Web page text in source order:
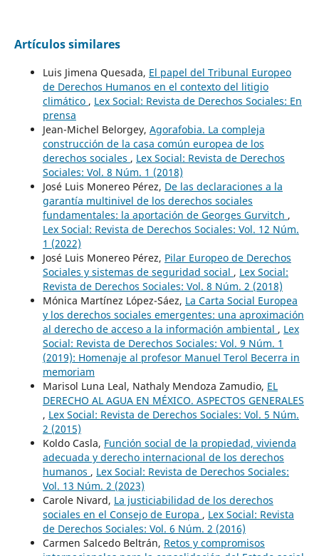
Artículos similares
Luis Jimena Quesada, El papel del Tribunal Europeo
de Derechos Humanos en el contexto del litigio
climático , Lex Social: Revista de Derechos Sociales: En
prensa
Jean-Michel Belorgey, Agorafobia. La compleja
construcción de la casa común europea de los
derechos sociales , Lex Social: Revista de Derechos
Sociales: Vol. 8 Núm. 1 (2018)
José Luis Monereo Pérez, De las declaraciones a la
garantía multinivel de los derechos sociales
fundamentales: la aportación de Georges Gurvitch ,
Lex Social: Revista de Derechos Sociales: Vol. 12 Núm.
1 (2022)
José Luis Monereo Pérez, Pilar Europeo de Derechos
Sociales y sistemas de seguridad social , Lex Social:
Revista de Derechos Sociales: Vol. 8 Núm. 2 (2018)
Mónica Martínez López-Sáez, La Carta Social Europea
y los derechos sociales emergentes: una aproximación
al derecho de acceso a la información ambiental , Lex
Social: Revista de Derechos Sociales: Vol. 9 Núm. 1
(2019): Homenaje al profesor Manuel Terol Becerra in
memoriam
Marisol Luna Leal, Nathaly Mendoza Zamudio, EL
DERECHO AL AGUA EN MÉXICO. ASPECTOS GENERALES
, Lex Social: Revista de Derechos Sociales: Vol. 5 Núm.
2 (2015)
Koldo Casla, Función social de la propiedad, vivienda
adecuada y derecho internacional de los derechos
humanos , Lex Social: Revista de Derechos Sociales:
Vol. 13 Núm. 2 (2023)
Carole Nivard, La justiciabilidad de los derechos
sociales en el Consejo de Europa , Lex Social: Revista
de Derechos Sociales: Vol. 6 Núm. 2 (2016)
Carmen Salcedo Beltrán, Retos y compromisos